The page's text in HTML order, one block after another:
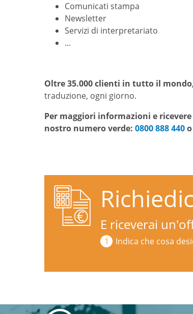
Comunicati stampa
Newsletter
Servizi di interpretariato
...
Oltre 35.000 clienti in tutto il mondo
traduzione, ogni giorno.
Per maggiori informazioni e
nostro numero verde: 0800 888 440
E riceverai
Indica che cosa